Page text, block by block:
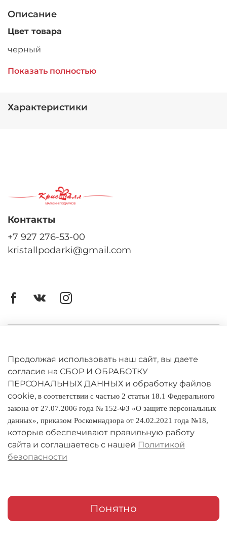
Описание
Цвет товара
черный
Тип
Размещение
30 см
Диаметр/ширина
10.7 см
Показать полностью
Характеристики
Оферта
Политика конфиденциальности
Оплата и доставка
Условия обмена и возврата
Реквизиты
Контакты
+7 927 276-53-00
kristallpodarki@gmail.com
Продолжая использовать наш сайт, вы даете
согласие на СБОР И ОБРАБОТКУ
ПЕРСОНАЛЬНЫХ ДАННЫХ и обработку файлов
cookie, в соответствии с частью 2 статьи 18.1 Федерального
закона от 27.07.2006 года № 152-ФЗ «О защите персональных
данных», приказом Роскомнадзора от 24.02.2021 года №18,
которые обеспечивают правильную работу
сайта и соглашаетесь с нашей Политикой
безопасности
Понятно